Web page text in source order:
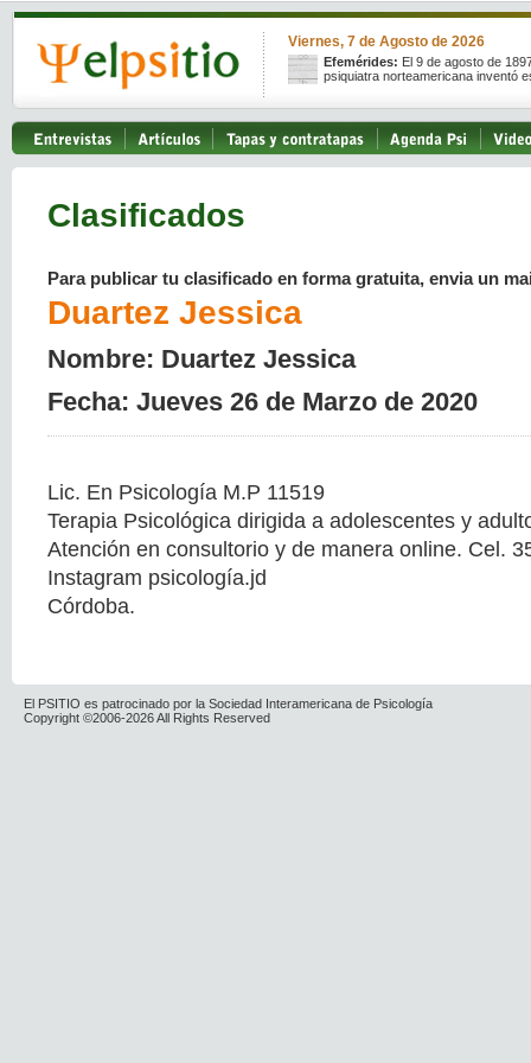
Viernes, 7 de Agosto de 2026
Efemérides: El 9 de agosto de
psiquiatra norteamericana inventó
Clasificados
Para publicar tu clasificado en forma gratuita, envia un
Duartez Jessica
Nombre: Duartez Jessica
Fecha: Jueves 26 de Marzo de 2020
Lic. En Psicología M.P 11519
Terapia Psicológica dirigida a adolescentes y
Atención en consultorio y de manera online. Cel.
Instagram psicología.jd
Córdoba.
El PSITIO es patrocinado por la Sociedad Interamericana de Psicología
Copyright ©2006-2026 All Rights Reserved